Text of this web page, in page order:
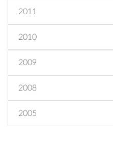
2011
2010
2009
2008
2005